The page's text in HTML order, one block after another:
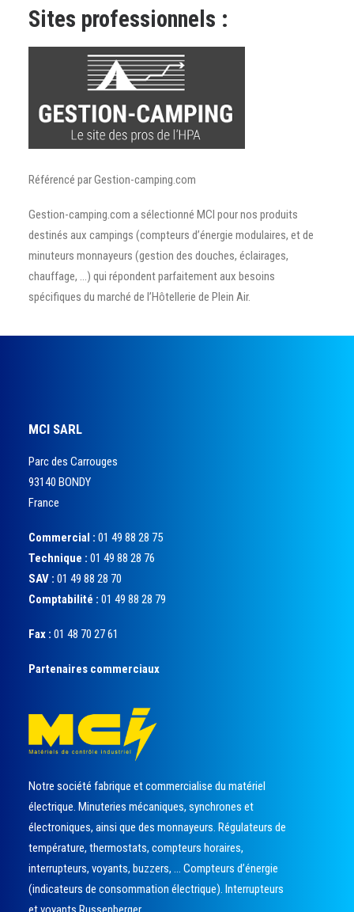
Sites professionnels :
Référencé par Gestion-camping.com
Gestion-camping.com a sélectionné MCI pour nos produits
destinés aux campings (compteurs d’énergie modulaires, et de
minuteurs monnayeurs (gestion des douches, éclairages,
chauffage, …) qui répondent parfaitement aux besoins
spécifiques du marché de l’Hôtellerie de Plein Air.
MCI SARL
Parc des Carrouges
93140 BONDY
France
Commercial : 01 49 88 28 75
Technique : 01 49 88 28 76
SAV : 01 49 88 28 70
Comptabilité : 01 49 88 28 79
Fax : 01 48 70 27 61
Partenaires commerciaux
Notre société fabrique et commercialise du matériel
électrique. Minuteries mécaniques, synchrones et
électroniques, ainsi que des monnayeurs. Régulateurs de
température, thermostats, compteurs horaires,
interrupteurs, voyants, buzzers, … Compteurs d’énergie
(indicateurs de consommation électrique). Interrupteurs